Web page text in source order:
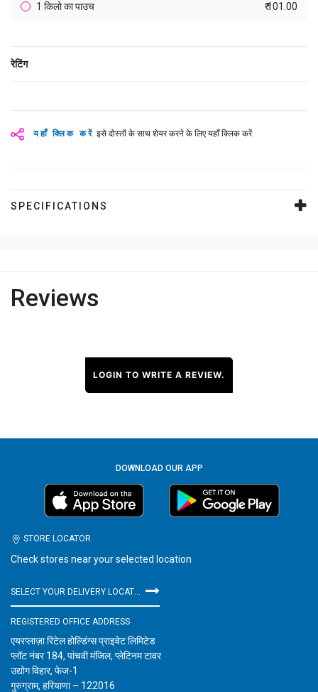
1 किलो का पाउच ₹ 101.00
रेटिंग
यहाँ क्लिक करें इसे दोस्तों के साथ शेयर करने के लिए यहाँ क्लिक करें
SPECIFICATIONS
Reviews
LOGIN TO WRITE A REVIEW.
DOWNLOAD OUR APP
STORE LOCATOR
Check stores near your selected location
REGISTERED OFFICE ADDRESS
एयरप्लाज़ा रिटेल होल्डिंग्स प्राइवेट लिमिटेड
प्लॉट नंबर 184, पांचवी मंजिल, प्लेटिनम टावर
उद्योग विहार, फेज-1
गुरुग्राम, हरियाणा – 122016